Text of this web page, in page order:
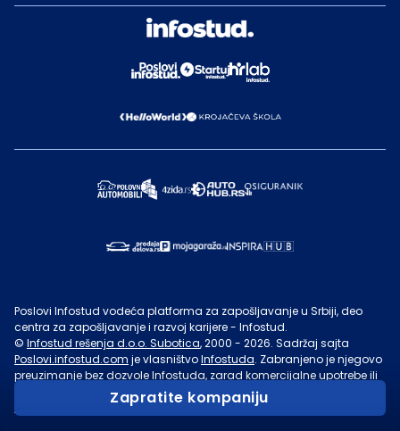
Zapratite kompaniju
Poslovi Infostud vodeća platforma za zapošljavanje u Srbiji, deo
centra za zapošljavanje i razvoj karijere - Infostud.
© Infostud rešenja d.o.o. Subotica, 2000 - 2026. Sadržaj sajta
Poslovi.infostud.com je vlasništvoInfostuda. Zabranjeno je njegovo
preuzimanje bez dozvoleInfostuda, zarad komercijalne upotrebe ili
u druge svrhe, osim za lične potrebe posetilaca sajta.